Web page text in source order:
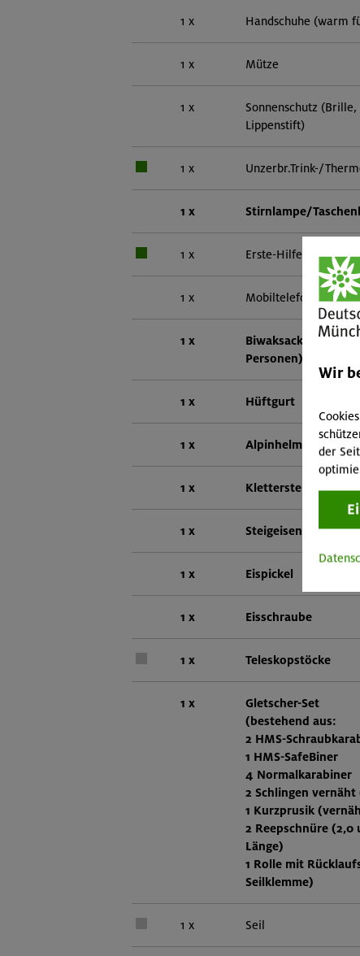
1 x Handschuhe (warm
1 x Mütze
1 x
Sonnenschutz
Lippenstift)
1 x Unzerbr.Trink-/
1 x Stirnlampe/
1 x Erste-Hilfe-Set
1 x Mobiltelefon
1 x
Biwaksack (einer
Personen)
1 x Hüftgurt
1 x Alpinhelm
1 x Klettersteig-Set
1 x Steigeisen mit
1 x Eispickel
1 x Eisschraube
1 x Teleskopstöcke
1 x
Gletscher-Set
(bestehend aus:
2 HMS-
1 HMS-SafeBiner
4 Normalkarabiner
2 Schlingen vernäht
1 Kurzprusik
2 Reepschnüre (2,0
Länge)
1 Rolle mit
Seilklemme)
1 x Seil
Wir
der